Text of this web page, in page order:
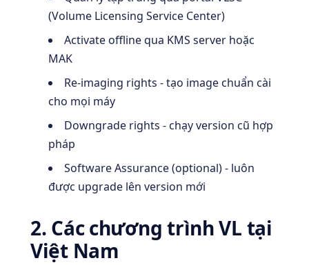
(Volume Licensing Service Center)
Activate offline qua KMS server hoặc
MAK
Re-imaging rights - tạo image chuẩn cài
cho mọi máy
Downgrade rights - chạy version cũ hợp
pháp
Software Assurance (optional) - luôn
được upgrade lên version mới
2. Các chương trình VL tại
Việt Nam